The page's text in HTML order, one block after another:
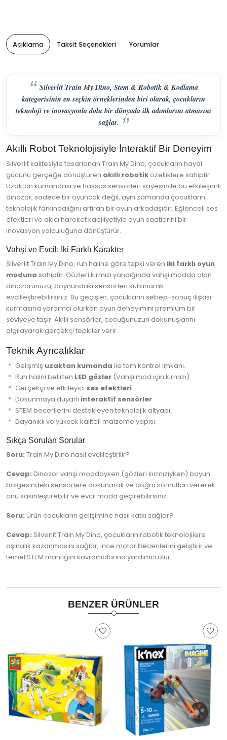
Açıklama Taksit Seçenekleri Yorumlar
Silverlit Train My Dino, Stem & Robotik & Kodlama
kategorisinin en seçkin örneklerinden biri olarak, çocukların
teknoloji ve inovasyonla dolu bir dünyada ilk adımlarını atmasını
sağlar.
Akıllı Robot Teknolojisiyle İnteraktif Bir Deneyim
Silverlit kalitesiyle tasarlanan Train My Dino, çocukların hayal
gücünü gerçeğe dönüştüren akıllı robotik özelliklere sahiptir.
Uzaktan kumandası ve hassas sensörleri sayesinde bu etkileşimli
dinozor, sadece bir oyuncak değil, aynı zamanda çocukların
teknolojik farkındalığını artıran bir oyun arkadaşıdır. Eğlenceli ses
efektleri ve akıcı hareket kabiliyetiyle oyun saatlerini bir
inovasyon yolculuğuna dönüştürür.
Vahşi ve Evcil: İki Farklı Karakter
Silverlit Train My Dino, ruh haline göre tepki veren iki farklı oyun
moduna sahiptir. Gözleri kırmızı yandığında vahşi modda olan
dinozorunuzu, boynundaki sensörleri kullanarak
evcilleştirebilirsiniz. Bu geçişler, çocukların sebep-sonuç ilişkisi
kurmasına yardımcı olurken oyun deneyimini premium bir
seviyeye taşır. Akıllı sensörler, çocuğunuzun dokunuşlarını
algılayarak gerçekçi tepkiler verir.
Teknik Ayrıcalıklar
Gelişmiş uzaktan kumanda ile tam kontrol imkanı.
Ruh halini belirten LED gözler (Vahşi mod için kırmızı).
Gerçekçi ve etkileyici ses efektleri.
Dokunmaya duyarlı interaktif sensörler.
STEM becerilerini destekleyen teknolojik altyapı.
Dayanıklı ve yüksek kaliteli malzeme yapısı.
Sıkça Sorulan Sorular
Soru: Train My Dino nasıl evcilleştirilir?
Cevap: Dinozor vahşi moddayken (gözleri kırmızıyken) boyun
bölgesindeki sensörlere dokunarak ve doğru komutları vererek
onu sakinleştirebilir ve evcil moda geçirebilirsiniz.
Soru: Ürün çocukların gelişimine nasıl katkı sağlar?
Cevap: Silverlit Train My Dino, çocukların robotik teknolojilere
aşinalık kazanmasını sağlar, ince motor becerilerini geliştirir ve
temel STEM mantığını kavramalarına yardımcı olur.
BENZER ÜRÜNLER